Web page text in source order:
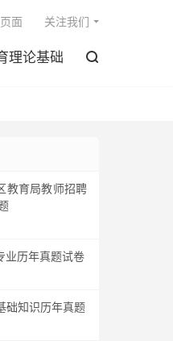
理论基础 
面 关注我们
教育局教师招聘
业历年真题试卷
础知识历年真题